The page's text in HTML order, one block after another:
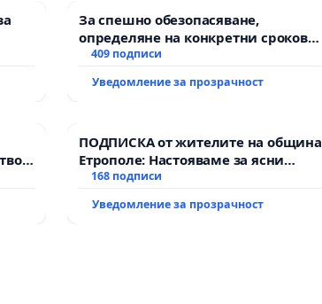
За спешно обезопасяване,
определяне на конкретни срокове
и извършване на цялостна
републиканския път между пътен
409 подписи
Уведомление за прозрачност
ПОДПИСКА от жителите на община
Етрополе: Настояваме за ясни
гаранции от “Елаците-МЕД” АД и от
всички екологични норми!
168 подписи
Уведомление за прозрачност